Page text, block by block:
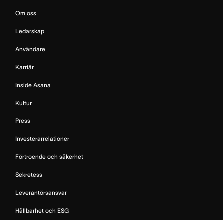
Om oss
Ledarskap
Användare
Karriär
Inside Asana
Kultur
Press
Investerarrelationer
Förtroende och säkerhet
Sekretess
Leverantörsansvar
Hållbarhet och ESG